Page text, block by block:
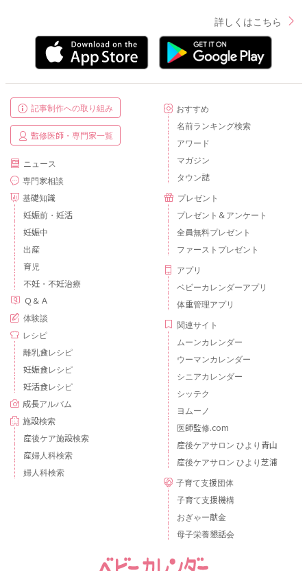
詳しくはこちら
記事制作への取り組み
監修医師・専門家一覧
ニュース
専門家相談
基礎知識
妊娠前・妊活
妊娠中
出産
育児
不妊・不妊治療
Ｑ＆Ａ
体験談
レシピ
離乳食レシピ
妊娠食レシピ
妊活食レシピ
成長アルバム
施設検索
産後ケア施設検索
産婦人科検索
婦人科検索
おすすめ
名前ランキング検索
アワード
マガジン
タウン誌
プレゼント
プレゼント＆アンケート
全員無料プレゼント
ファーストプレゼント
アプリ
ベビーカレンダーアプリ
体重管理アプリ
関連サイト
ムーンカレンダー
ウーマンカレンダー
シニアカレンダー
シッテク
ヨムーノ
医師監修.com
産後ケアサロン ひより青山
産後ケアサロン ひより芝浦
子育て支援団体
子育て支援機構
おぎゃー献金
母子栄養懇話会